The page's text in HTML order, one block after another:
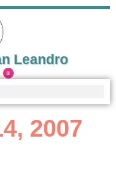
Leandro
2007